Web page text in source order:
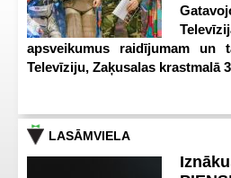
apsveikumus raidījumam
Televīziju, Zaķusalas krastmalā
LASĀMVIELA